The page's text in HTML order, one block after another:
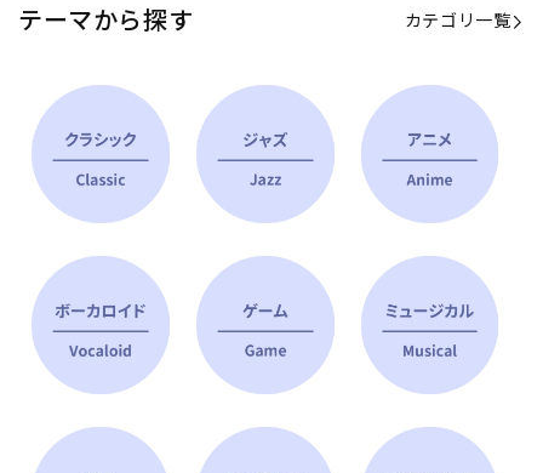
テーマから探す カテゴリ一覧